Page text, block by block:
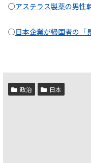
○アステラス製薬の男性
○日本企業が帰国者の「
政治 日本